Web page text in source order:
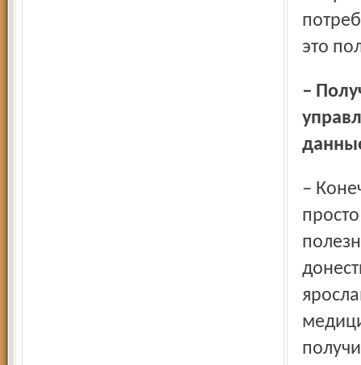
это
– Получается, что социология – это мощный инструмент
– Конечно. Вообще, у нас очень тонкая работа. Мало